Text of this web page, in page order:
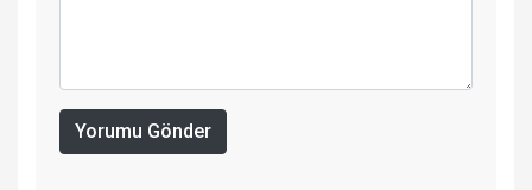
Yorumu Gönder